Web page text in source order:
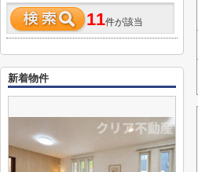
11件が該当
新着物件